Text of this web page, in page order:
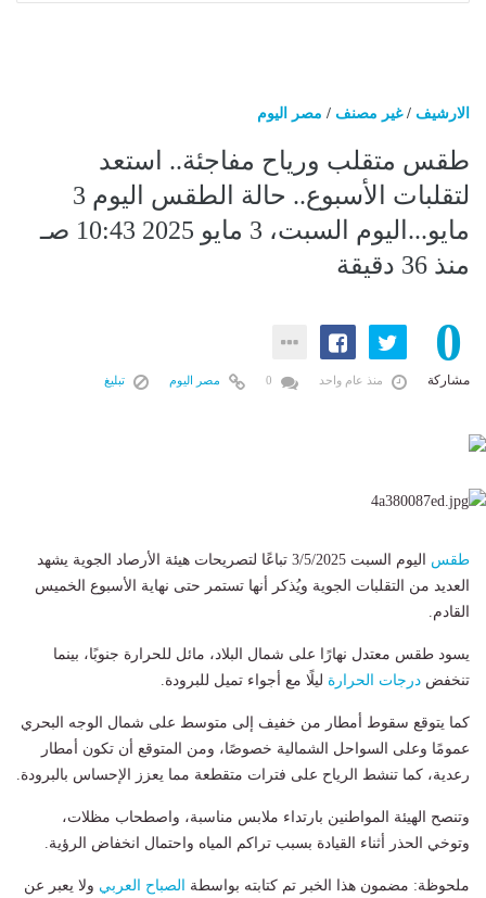
الارشيف /غير مصنف / مصر اليوم
طقس متقلب ورياح مفاجئة.. استعد
لتقلبات الأسبوع.. حالة الطقس اليوم 3
مايو...اليوم السبت، 3 مايو 2025 10:43 صـ
منذ 36 دقيقة
0
مشاركة منذ عام واحد مصر اليوم تبليغ
طقس
اليوم السبت 3/5/2025 تباعًا لتصريحات هيئة الأرصاد الجوية يشهد
العديد من التقلبات الجوية ويُذكر أنها تستمر حتى نهاية الأسبوع الخميس
القادم.
يسود طقس معتدل نهارًا على شمال البلاد، مائل للحرارة جنوبًا، بينما
تنخفض درجات الحرارة ليلًا مع أجواء تميل للبرودة.
كما يتوقع سقوط أمطار من خفيف إلى متوسط على شمال الوجه البحري
عمومًا وعلى السواحل الشمالية خصوصًا، ومن المتوقع أن تكون أمطار
رعدية، كما تنشط الرياح على فترات متقطعة مما يعزز الإحساس بالبرودة.
وتنصح الهيئة المواطنين بارتداء ملابس مناسبة، واصطحاب مظلات،
وتوخي الحذر أثناء القيادة بسبب تراكم المياه واحتمال انخفاض الرؤية.
ملحوظة: مضمون هذا الخبر تم كتابته بواسطة الصباح العربي ولا يعبر عن